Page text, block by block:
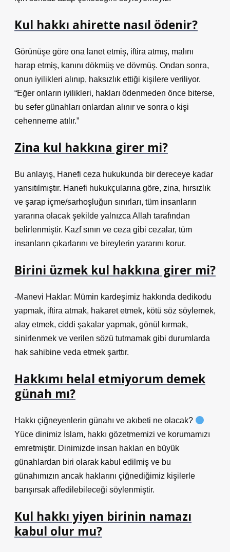
Kul hakkı ahirette nasıl ödenir?
Görünüşe göre ona lanet etmiş, iftira atmış, malını
harap etmiş, kanını dökmüş ve dövmüş. Ondan sonra,
onun iyilikleri alınıp, haksızlık ettiği kişilere veriliyor.
“Eğer onların iyilikleri, hakları ödenmeden önce biterse,
bu sefer günahları onlardan alınır ve sonra o kişi
cehenneme atılır.”
Zina kul hakkına girer mi?
Bu anlayış, Hanefi ceza hukukunda bir dereceye kadar
yansıtılmıştır. Hanefi hukukçularına göre, zina, hırsızlık
ve şarap içme/sarhoşluğun sınırları, tüm insanların
yararına olacak şekilde yalnızca Allah tarafından
belirlenmiştir. Kazf sınırı ve ceza gibi cezalar, tüm
insanların çıkarlarını ve bireylerin yararını korur.
Birini üzmek kul hakkına girer mi?
-Manevi Haklar: Mümin kardeşimiz hakkında dedikodu
yapmak, iftira atmak, hakaret etmek, kötü söz söylemek,
alay etmek, ciddi şakalar yapmak, gönül kırmak,
sinirlenmek ve verilen sözü tutmamak gibi durumlarda
hak sahibine veda etmek şarttır.
Hakkımı helal etmiyorum demek
günah mı?
Hakkı çiğneyenlerin günahı ve akıbeti ne olacak?
Yüce dinimiz İslam, hakkı gözetmemizi ve korumamızı
emretmiştir. Dinimizde insan hakları en büyük
günahlardan biri olarak kabul edilmiş ve bu
günahımızın ancak haklarını çiğnediğimiz kişilerle
barışırsak affedilebileceği söylenmiştir.
Kul hakkı yiyen birinin namazı
kabul olur mu?